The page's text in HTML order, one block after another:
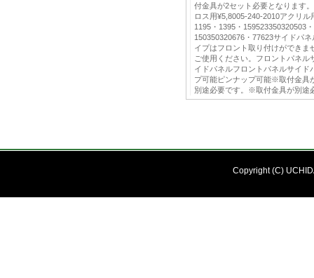
付金具が2セット必要となります
ロス用¥5,8005-240-2010アクリ
1195・1395・159523350320503
150350320676・77623サイドパ
イプはフロント取り付けができま
ご使用ください。フロントパネ
イドパネルフロントパネルサイド
プ可能ピンナップ可能※取付金具
別途必要です。※取付金具が別途
Copyright (C)